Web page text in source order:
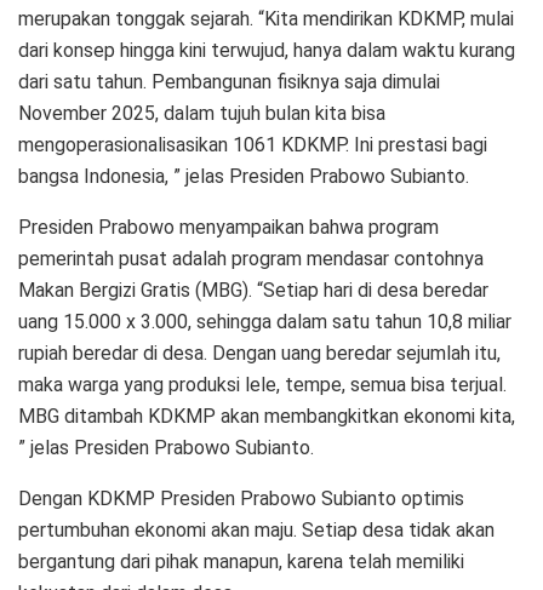
merupakan tonggak sejarah. “Kita mendirikan KDKMP, mulai
dari konsep hingga kini terwujud, hanya dalam waktu kurang
dari satu tahun. Pembangunan fisiknya saja dimulai
November 2025, dalam tujuh bulan kita bisa
mengoperasionalisasikan 1061 KDKMP. Ini prestasi bagi
bangsa Indonesia, ” jelas Presiden Prabowo Subianto.
Presiden Prabowo menyampaikan bahwa program
pemerintah pusat adalah program mendasar contohnya
Makan Bergizi Gratis (MBG). “Setiap hari di desa beredar
uang 15.000 x 3.000, sehingga dalam satu tahun 10,8 miliar
rupiah beredar di desa. Dengan uang beredar sejumlah itu,
maka warga yang produksi lele, tempe, semua bisa terjual.
MBG ditambah KDKMP akan membangkitkan ekonomi kita,
” jelas Presiden Prabowo Subianto.
Dengan KDKMP Presiden Prabowo Subianto optimis
pertumbuhan ekonomi akan maju. Setiap desa tidak akan
bergantung dari pihak manapun, karena telah memiliki